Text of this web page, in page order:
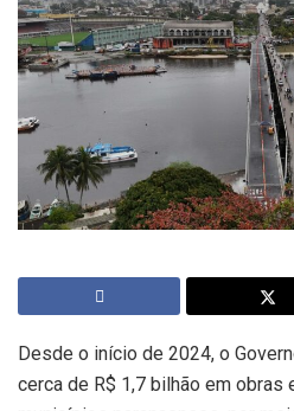
Desde o início de 2024, o
cerca de R$ 1,7 bilhão em obras